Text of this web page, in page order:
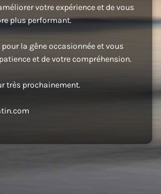
votre expérience et de vous
plus performant.
la gêne occasionnée et vous
et de votre compréhension.
très prochainement.